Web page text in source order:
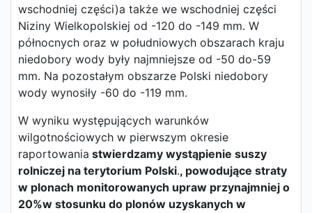
wschodniej części)a także we wschodniej części
Niziny Wielkopolskiej od -120 do -149 mm. W
północnych oraz w południowych obszarach kraju
niedobory wody były najmniejsze od -50 do-59
mm. Na pozostałym obszarze Polski niedobory
wody wynosiły -60 do -119 mm.
W wyniku występujących warunków
wilgotnościowych w pierwszym okresie
raportowania stwierdzamy wystąpienie suszy
rolniczej na terytorium Polski., powodujące straty
w plonach monitorowanych upraw przynajmniej o
20%w stosunku do plonów uzyskanych w